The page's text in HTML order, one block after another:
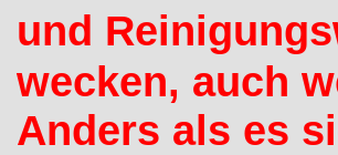
und
wecken, auch
Anders als es